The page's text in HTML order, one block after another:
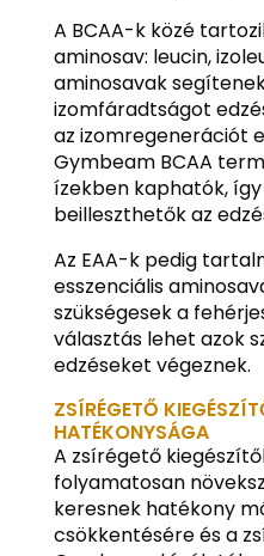
A BCAA-k közé
aminosav: leucin,
aminosavak
izomfáradtságot
az izomregenerációt
Gymbeam BCAA
ízekben kaphatók,
beilleszthetők az
Az EAA-k pedig
esszenciális
szükségesek a
választás lehet azok
edzéseket végeznek.
ZSÍRÉGETŐ
HATÉKONYSÁGA
A zsírégető
folyamatosan
keresnek hatékony
csökkentésére és a